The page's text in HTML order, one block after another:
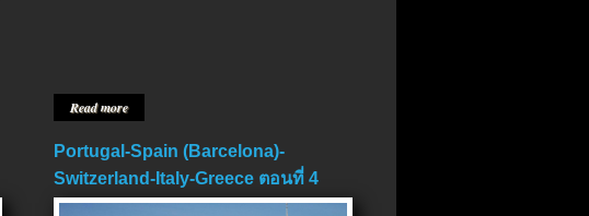
Read more
Portugal-Spain (Barcelona)-
Switzerland-Italy-Greece ตอนที่ 4